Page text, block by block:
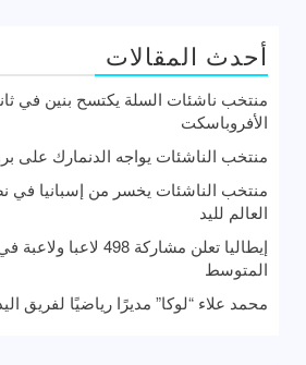
أحدث المقالات
منتخب ناشئات السلة يكتسح بنين في
الأفروباسكت
منتخب الناشئات يواجه الدنمارك على
منتخب الناشئات يخسر من إسبانيا في
العالم لليد
إيطاليا تعلن مشاركة 498
المتوسط
محمد علاء “لوكا” مديرًا رياضيًا لفريق